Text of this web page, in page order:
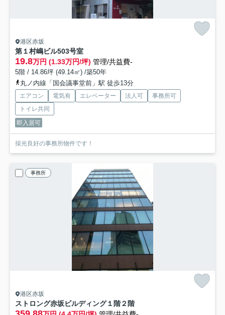
港区赤坂
第１村嶋ビル503号室
19.8万円 (1.33万円/坪) 管理/共益費-
5階 / 14.86坪 (49.14㎡) /築50年
丸ノ内線「国会議事堂前」駅 徒歩13分
エアコン 電気有 エレベーター 法人可
事務所可
トイレ共同
即入居可
採光良好の事務所物件です！
事務所
港区赤坂
ストロング赤坂ビルディング１階２階